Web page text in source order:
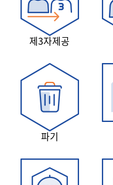
제3자제공
파기